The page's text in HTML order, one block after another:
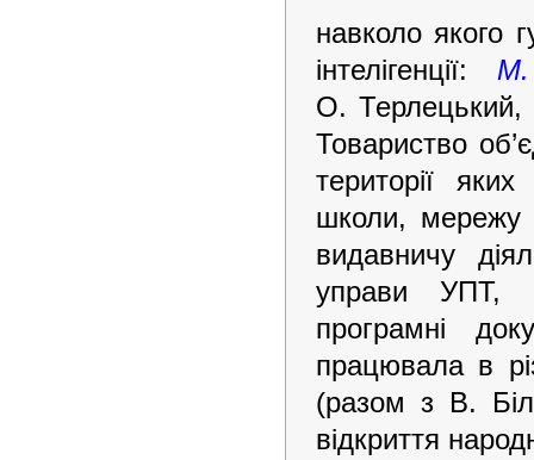
навколо якого
інтелігенції: М.
О. Терлецький,
Товариство
території
школи, мережу
видавничу
управи УПТ,
програмні
працювала в
(разом з В.
відкриття